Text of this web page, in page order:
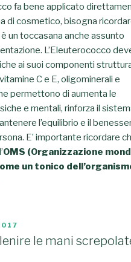
fa bene applicato
di cosmetico, bisogna
un toccasana anche assunto
L’Eleuterococco
ai suoi componenti
C e E, oligominerali e
permettono di aumenta le
e mentali, rinforza il
l’equilibrio e il
E’ importante ricordare
OMS (Organizzazione
un tonico
le mani